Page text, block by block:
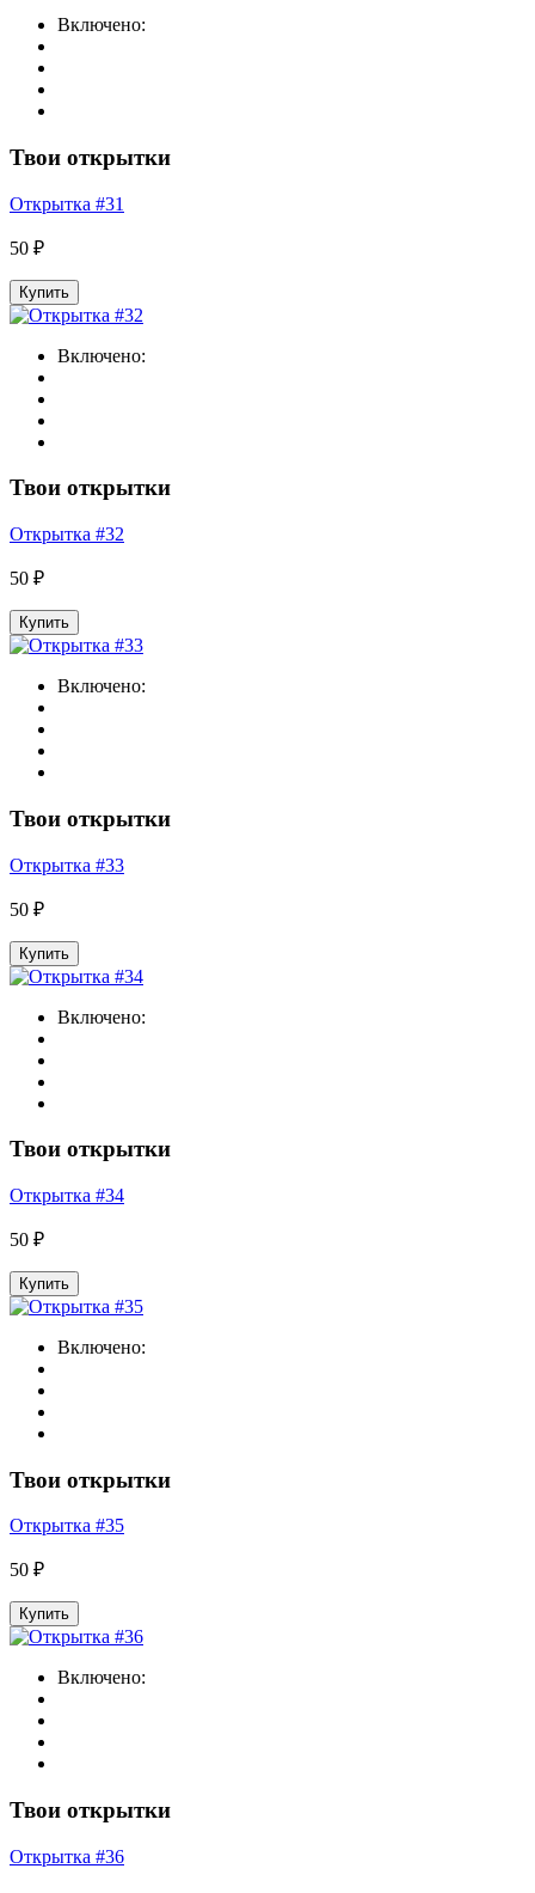
Включено:
Твои открытки
Открытка #31
50 ₽
Купить
Включено:
Твои открытки
Открытка #32
50 ₽
Купить
Включено:
Твои открытки
Открытка #33
50 ₽
Купить
Включено:
Твои открытки
Открытка #34
50 ₽
Купить
Включено:
Твои открытки
Открытка #35
50 ₽
Купить
Включено:
Твои открытки
Открытка #36